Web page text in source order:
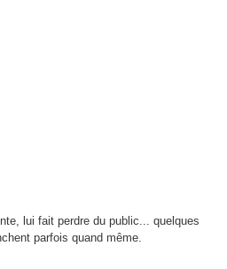
lui fait perdre du public... quelques
parfois quand même.